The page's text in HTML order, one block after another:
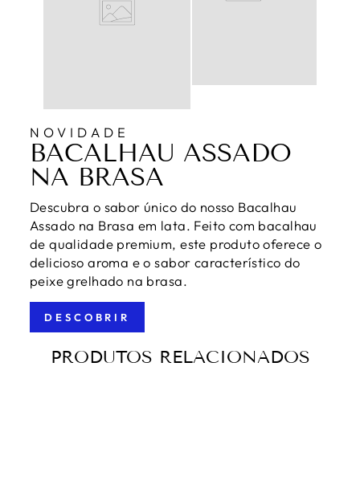
NOVIDADE
BACALHAU ASSADO
NA BRASA
Descubra o sabor único do nosso Bacalhau
Assado na Brasa em lata. Feito com bacalhau
de qualidade premium, este produto oferece o
delicioso aroma e o sabor característico do
peixe grelhado na brasa.
DESCOBRIR
PRODUTOS RELACIONADOS